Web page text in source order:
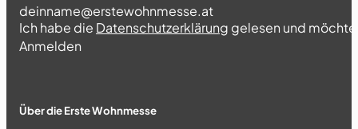
Section
Ich habe die Datenschutzerklärung gelesen und
Abschnitt
Anmelden
Über die Erste Wohnmesse